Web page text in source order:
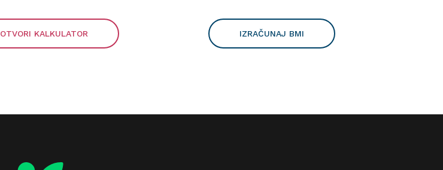
OTVORI KALKULATOR IZRAČUNAJ BMI